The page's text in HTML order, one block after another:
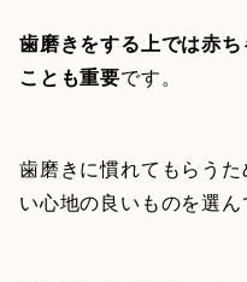
歯磨きをする上では赤
ことも重要です。
歯磨きに慣れてもらう
い心地の良いものを選ん